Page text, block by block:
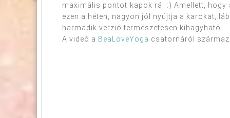
maximális pontot kapok rá. :) Amellett,
ezen a héten, nagyon jól nyújtja a karokat,
harmadik verzió természetesen kihagyható.
A videó a BeaLoveYoga csatornáról